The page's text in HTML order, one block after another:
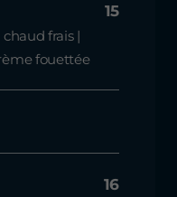
15
frais |
fouettée
16